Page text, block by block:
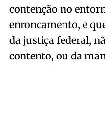
contenção no
enroncamento, e
da justiça federal,
contento, ou da